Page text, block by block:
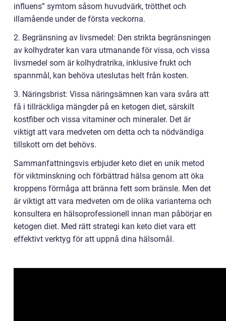
influens” symtom såsom huvudvärk, trötthet och
illamående under de första veckorna.
2. Begränsning av livsmedel: Den strikta begränsningen
av kolhydrater kan vara utmanande för vissa, och vissa
livsmedel som är kolhydratrika, inklusive frukt och
spannmål, kan behöva uteslutas helt från kosten.
3. Näringsbrist: Vissa näringsämnen kan vara svåra att
få i tillräckliga mängder på en ketogen diet, särskilt
kostfiber och vissa vitaminer och mineraler. Det är
viktigt att vara medveten om detta och ta nödvändiga
tillskott om det behövs.
Sammanfattningsvis erbjuder keto diet en unik metod
för viktminskning och förbättrad hälsa genom att öka
kroppens förmåga att bränna fett som bränsle. Men det
är viktigt att vara medveten om de olika varianterna och
konsultera en hälsoprofessionell innan man påbörjar en
ketogen diet. Med rätt strategi kan keto diet vara ett
effektivt verktyg för att uppnå dina hälsomål.